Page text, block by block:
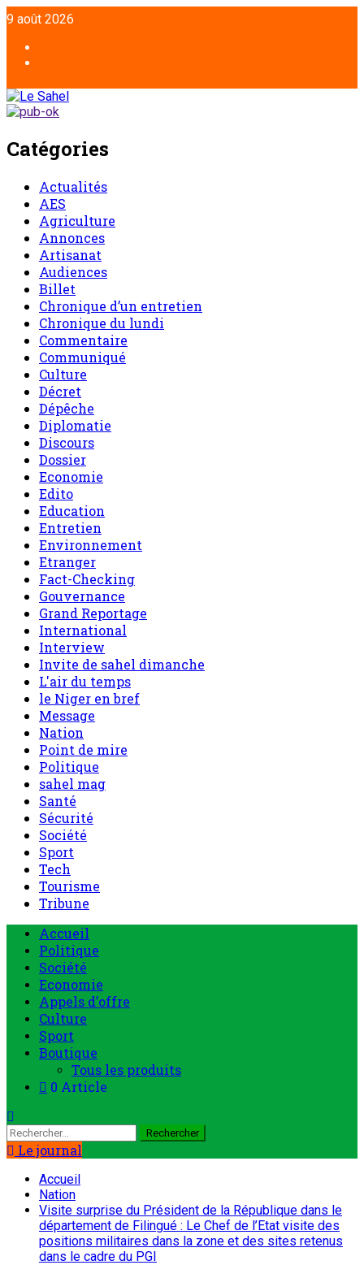
9 août 2026
Catégories
Actualités
AES
Agriculture
Annonces
Artisanat
Audiences
Billet
Chronique d’un entretien
Chronique du lundi
Commentaire
Communiqué
Culture
Décret
Dépêche
Diplomatie
Discours
Dossier
Economie
Edito
Education
Entretien
Environnement
Etranger
Fact-Checking
Gouvernance
Grand Reportage
International
Interview
Invite de sahel dimanche
L'air du temps
le Niger en bref
Message
Nation
Point de mire
Politique
sahel mag
Santé
Sécurité
Société
Sport
Tech
Tourisme
Tribune
Accueil
Politique
Société
Economie
Appels d’offre
Culture
Sport
Boutique
Tous les produits
0 Article
Le journal
Accueil
Nation
Visite surprise du Président de la République dans le
département de Filingué : Le Chef de l’Etat visite des
positions militaires dans la zone et des sites retenus
dans le cadre du PGI